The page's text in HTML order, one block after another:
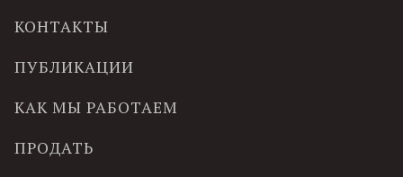
КОНТАКТЫ
ПУБЛИКАЦИИ
КАК МЫ РАБОТАЕМ
ПРОДАТЬ